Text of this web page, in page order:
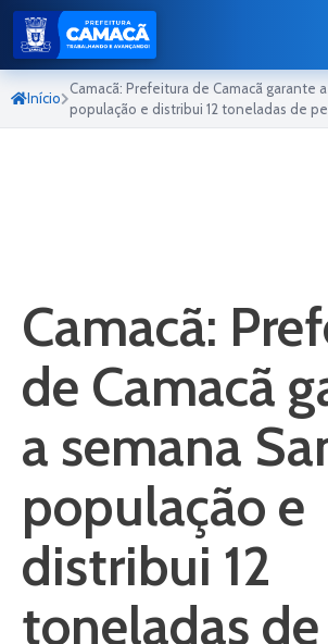
Início
Camacã: Prefeitura de Camacã garante
população e distribui 12 toneladas de
Camacã:
de Camacã
a semana
população e
distribui 12
toneladas